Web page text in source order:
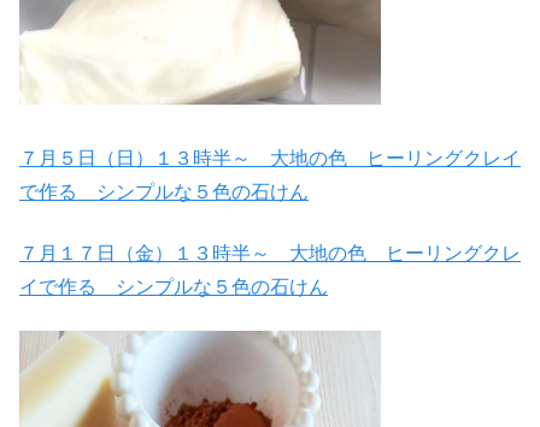
７月５日（日）１３時半～ 大地の色 ヒーリングクレイ
で作る シンプルな５色の石けん
７月１７日（金）１３時半～ 大地の色 ヒーリングクレ
イで作る シンプルな５色の石けん